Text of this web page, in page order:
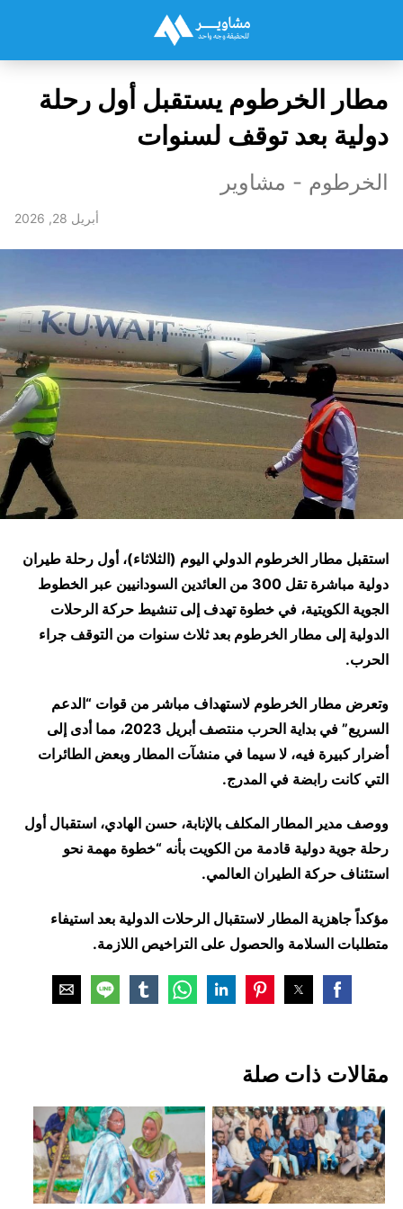
مطار الخرطوم يستقبل أول رحلة
دولية بعد توقف لسنوات
الخرطوم - مشاوير
أبريل 28, 2026
استقبل مطار الخرطوم الدولي اليوم (الثلاثاء)، أول رحلة طيران
دولية مباشرة تقل 300 من العائدين السودانيين عبر الخطوط
الجوية الكويتية، في خطوة تهدف إلى تنشيط حركة الرحلات
الدولية إلى مطار الخرطوم بعد ثلاث سنوات من التوقف جراء
الحرب.
وتعرض مطار الخرطوم لاستهداف مباشر من قوات “الدعم
السريع” في بداية الحرب منتصف أبريل 2023، مما أدى إلى
أضرار كبيرة فيه، لا سيما في منشآت المطار وبعض الطائرات
التي كانت رابضة في المدرج.
ووصف مدير المطار المكلف بالإنابة، حسن الهادي، استقبال أول
رحلة جوية دولية قادمة من الكويت بأنه “خطوة مهمة نحو
استئناف حركة الطيران العالمي.
مؤكداً جاهزية المطار لاستقبال الرحلات الدولية بعد استيفاء
متطلبات السلامة والحصول على التراخيص اللازمة.
مقالات ذات صلة